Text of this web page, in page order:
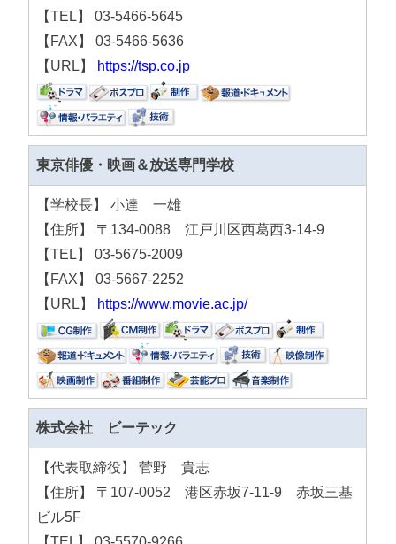
【TEL】 03-5466-5645
【FAX】 03-5466-5636
【URL】 https://tsp.co.jp
東京俳優・映画＆放送専門学校
【学校長】 小達 一雄
【住所】 〒134-0088 江戸川区西葛西3-14-9
【TEL】 03-5675-2009
【FAX】 03-5667-2252
【URL】 https://www.movie.ac.jp/
株式会社 ビーテック
【代表取締役】 菅野 貴志
【住所】 〒107-0052 港区赤坂7-11-9 赤坂三基
ビル5F